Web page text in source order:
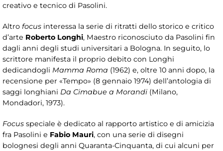
creativo e tecnico di Pasolini.
Altro focus interessa la serie di ritratti dello storico e critico
d’arte Roberto Longhi, Maestro riconosciuto da Pasolini fin
dagli anni degli studi universitari a Bologna. In seguito, lo
scrittore manifesta il proprio debito con Longhi
dedicandogli Mamma Roma (1962) e, oltre 10 anni dopo, la
recensione per «Tempo» (8 gennaio 1974) dell’antologia di
saggi longhiani Da Cimabue a Morandi (Milano,
Mondadori, 1973).
Focus speciale è dedicato al rapporto artistico e di amicizia
fra Pasolini e Fabio Mauri, con una serie di disegni
bolognesi degli anni Quaranta-Cinquanta, di cui alcuni per